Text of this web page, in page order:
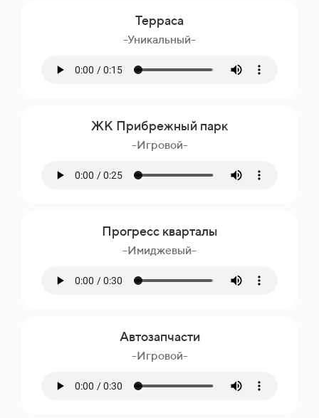
Терраса
-Уникальный-
ЖК Прибрежный парк
-Игровой-
Прогресс кварталы
-Имиджевый-
Автозапчасти
-Игровой-